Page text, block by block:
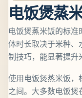
电饭煲蒸
电饭煲蒸米饭的标
体时长取决于米种、
制技巧，能显著提升
使用电饭煲蒸米饭，
之间。大多数电饭